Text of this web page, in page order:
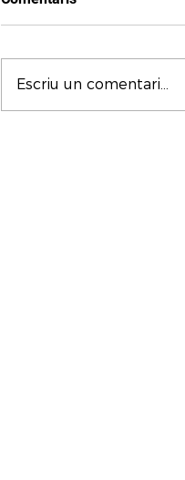
Escriu un comentari...